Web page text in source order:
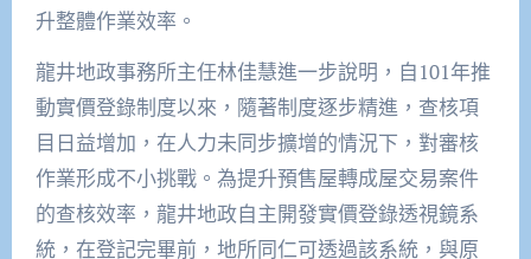
升整體作業效率。
龍井地政事務所主任林佳慧進一步說明，自101年推
動實價登錄制度以來，隨著制度逐步精進，查核項
目日益增加，在人力未同步擴增的情況下，對審核
作業形成不小挑戰。為提升預售屋轉成屋交易案件
的查核效率，龍井地政自主開發實價登錄透視鏡系
統，在登記完畢前，地所同仁可透過該系統，與原